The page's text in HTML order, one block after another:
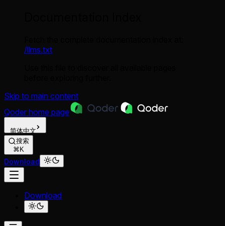
/llms.txt
Skip to main content
Qoder home page
简体中文
搜索
⌘K
Download
Download